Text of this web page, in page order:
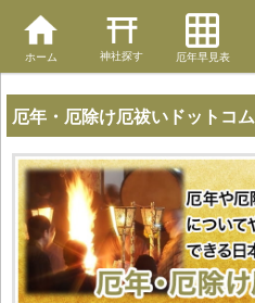
ホーム 神社探す 厄年早見表
厄年・厄除け厄祓いドットコム